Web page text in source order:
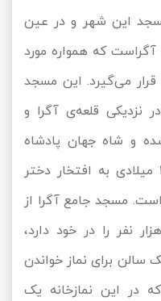
این شهر و در عین
آگراست که همواره مورد
قرار می‌گیرد. این مسجد
نزدیکی قلعه‌ی آگرا و
و شاه جهان پادشاه
بزرگ هندی آن را در سال ۱۶۴۸ میلادی به افتخار دختر
مسجد جامع آگرا از
یک حیاط بزرگ که ظرفیت ۱۰ هزار نفر را در خود دارد،
برای نماز خواندن
در این نمازخانه یک